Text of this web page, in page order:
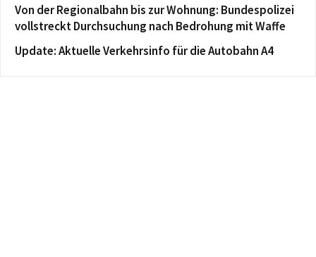
Von der Regionalbahn bis zur Wohnung: Bundespolizei
vollstreckt Durchsuchung nach Bedrohung mit Waffe
Update: Aktuelle Verkehrsinfo für die Autobahn A4